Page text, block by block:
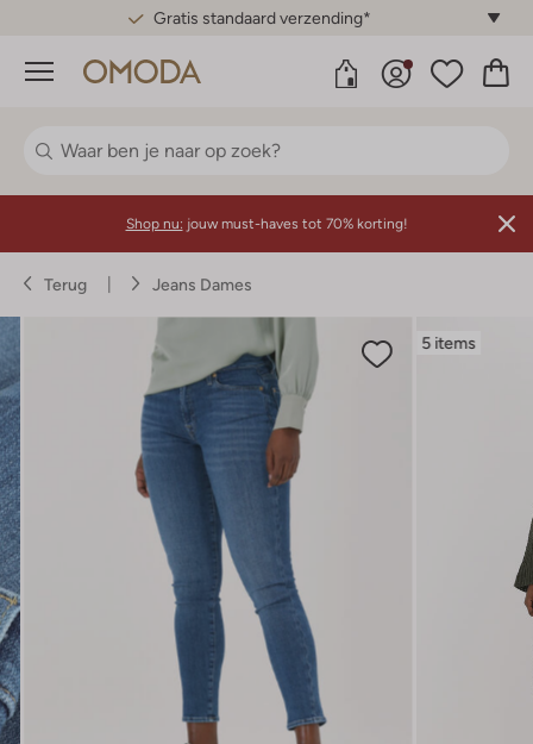
Gratis standaard verzending*
Menu
Shop nu: jouw must-haves tot 70% korting!
Terug Jeans Dames
5 items